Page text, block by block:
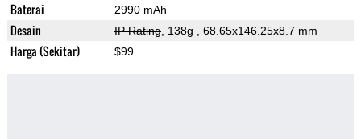
Baterai 2990 mAh
Desain IP Rating, 138g , 68.65x146.25x8.7 mm
Harga (Sekitar) $99